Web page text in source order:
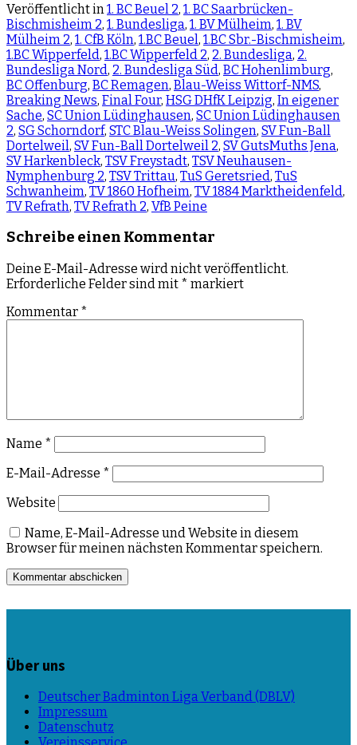
Veröffentlicht in 1. BC Beuel 2, 1. BC Saarbrücken-
Bischmisheim 2, 1. Bundesliga, 1. BV Mülheim, 1. BV
Mülheim 2, 1. CfB Köln, 1.BC Beuel, 1.BC Sbr.-Bischmisheim,
1.BC Wipperfeld, 1.BC Wipperfeld 2, 2. Bundesliga, 2.
Bundesliga Nord, 2. Bundesliga Süd, BC Hohenlimburg,
BC Offenburg, BC Remagen, Blau-Weiss Wittorf-NMS,
Breaking News, Final Four, HSG DHfK Leipzig, In eigener
Sache, SC Union Lüdinghausen, SC Union Lüdinghausen
2, SG Schorndorf, STC Blau-Weiss Solingen, SV Fun-Ball
Dortelweil, SV Fun-Ball Dortelweil 2, SV GutsMuths Jena,
SV Harkenbleck, TSV Freystadt, TSV Neuhausen-
Nymphenburg 2, TSV Trittau, TuS Geretsried, TuS
Schwanheim, TV 1860 Hofheim, TV 1884 Marktheidenfeld,
TV Refrath, TV Refrath 2, VfB Peine
Schreibe einen Kommentar
Deine E-Mail-Adresse wird nicht veröffentlicht.
Erforderliche Felder sind mit * markiert
Kommentar *
Name *
E-Mail-Adresse *
Website
Name, E-Mail-Adresse und Website in diesem
Browser für meinen nächsten Kommentar speichern.
Über uns
Deutscher Badminton Liga Verband (DBLV)
Impressum
Datenschutz